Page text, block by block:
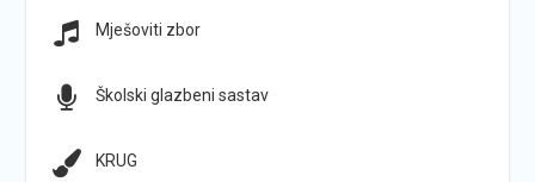
Mješoviti zbor
Školski glazbeni sastav
KRUG